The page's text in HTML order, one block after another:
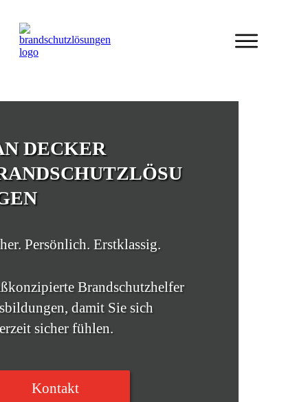
DECKER
Persönlich. Erstklassig.
Brandschutzhelfer
damit Sie sich
sicher fühlen.
Kontakt